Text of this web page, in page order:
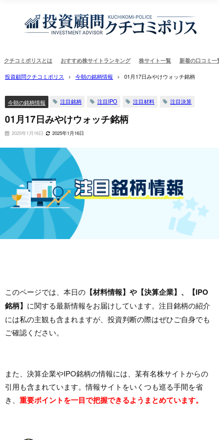
クチコミポリスとは おすすめ株サイトランキング 株サイト一覧 新着の口コミ一
投資顧問クチコミポリス 今朝の銘柄情報 01月17日みやけウォッチ銘柄
今朝の銘柄情報 注目銘柄 注目IPO 注目材料 注目決算
01月17日みやけウォッチ銘柄
2025年1月16日 2025年1月16日
このページでは、本日の 【材料情報】や【決算企業】、【IPO
銘柄】 に関する最新情報をお届けしています。注目銘柄の紹介
には私の主観も含まれますが、投資判断の際はぜひご自身でも
ご確認ください。
また、決算企業やIPO銘柄の情報には、某有名株サイトからの
引用も含まれています。情報サイトをいくつも巡る手間を省
き、 重要ポイントを一目で把握できるようまとめています。